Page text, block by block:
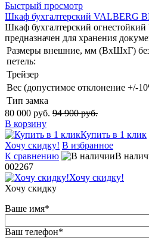
Быстрый просмотр
Шкаф бухгалтерский VALBERG
Шкаф бухгалтерский
предназначен для хранения
Размеры внешние, мм (ВхШхГ) без
петель:
Трейзер
Вес (допустимое отклонение +/-
Тип замка
80 000 руб. 94 900 руб.
В корзину
Купить в 1 клик
Хочу скидку! В избранное
К сравнению
В
002267
Хочу скидку!
Хочу скидку
Ваше имя*
Ваш телефон*